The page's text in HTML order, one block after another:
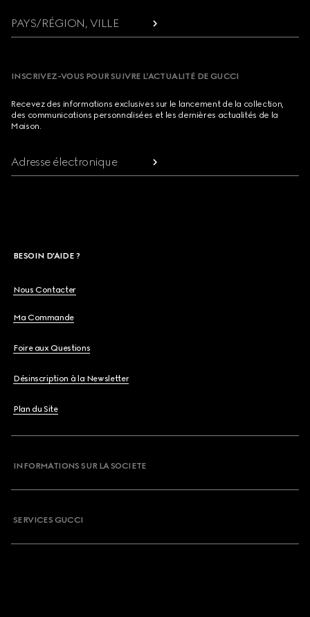
PAYS/RÉGION, VILLE
INSCRIVEZ-VOUS POUR SUIVRE L’ACTUALITÉ DE GUCCI
Recevez des informations exclusives sur le lancement de la collection,
des communications personnalisées et les dernières actualités de la
Maison.
Adresse électronique
BESOIN D'AIDE ?
Nous Contacter
Ma Commande
Foire aux Questions
Désinscription à la Newsletter
Plan du Site
INFORMATIONS SUR LA SOCIETE
SERVICES GUCCI